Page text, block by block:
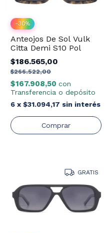
-30%
Anteojos De Sol Vulk
Citta Demi S10 Pol
$186.565,00
$266.522,00
$167.908,50 con
Transferencia o depósito
6 x $31.094,17 sin interés
GRATIS